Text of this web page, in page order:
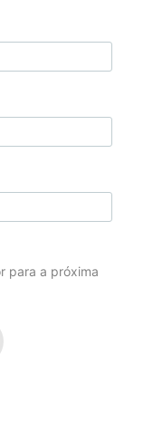
para a próxima